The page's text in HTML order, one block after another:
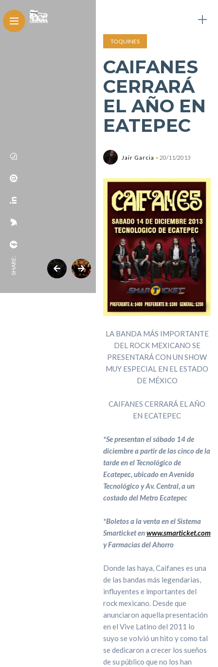
SHARE:
TOQUINES
CAIFANES
CERRARÁ
EL AÑO EN
EATEPEC
Jair Garcia 20/11/2013
LA BANDA MÁS IMPORTANTE
DEL ROCK MEXICANO SE
PRESENTARÁ CON UN SHOW
MUY ESPECIAL EN EL ESTADO
DE MÉXICO
CAIFANES CERRARÁ EL AÑO
EN ECATEPEC
*Se presentan el sábado 14 de
diciembre a partir de las cinco de la
tarde en el Tecnológico de
Ecatepec, ubicado en Avenida
Tecnológico y Av. Central, a un
costado del Metro Ecatepec
*Boletos a la venta en el Sistema
Smarticket enwww.smarticket.com
y Farmacias del Ahorro
Donde las haya, Caifanes es una
de las bandas más legendarias,
influyentes e importantes del
rock mexicano. Desde que
anunciaron aquella presentación
en el Vive Latino del 2011 lo
suyo se volvió un hito y como tal
se dedicaron a crecer los sueños
de su público que no los han